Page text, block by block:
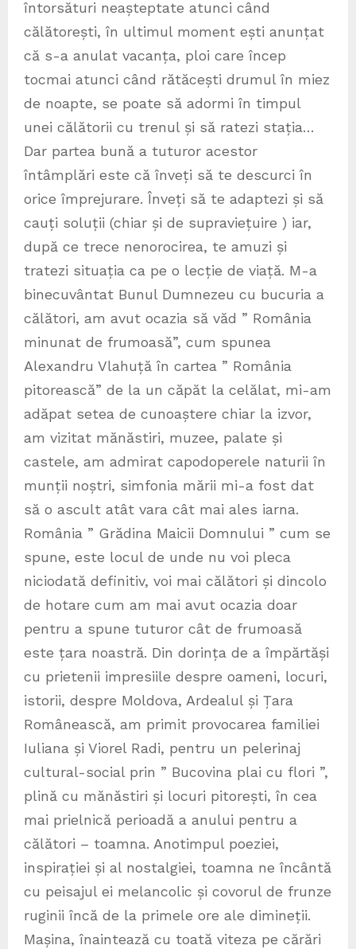
întorsături neașteptate atunci când
călătorești, în ultimul moment ești anunțat
că s-a anulat vacanța, ploi care încep
tocmai atunci când rătăcești drumul în miez
de noapte, se poate să adormi în timpul
unei călătorii cu trenul și să ratezi stația…
Dar partea bună a tuturor acestor
întâmplări este că înveți să te descurci în
orice împrejurare. Înveți să te adaptezi și să
cauți soluții (chiar și de supraviețuire ) iar,
după ce trece nenorocirea, te amuzi și
tratezi situația ca pe o lecție de viață. M-a
binecuvântat Bunul Dumnezeu cu bucuria a
călători, am avut ocazia să văd ” România
minunat de frumoasă”, cum spunea
Alexandru Vlahuță în cartea ” România
pitorească” de la un căpăt la celălat, mi-am
adăpat setea de cunoaștere chiar la izvor,
am vizitat mănăstiri, muzee, palate și
castele, am admirat capodoperele naturii în
munții noștri, simfonia mării mi-a fost dat
să o ascult atât vara cât mai ales iarna.
România ” Grădina Maicii Domnului ” cum se
spune, este locul de unde nu voi pleca
niciodată definitiv, voi mai călători și dincolo
de hotare cum am mai avut ocazia doar
pentru a spune tuturor cât de frumoasă
este țara noastră. Din dorința de a împărtăși
cu prietenii impresiile despre oameni, locuri,
istorii, despre Moldova, Ardealul și Țara
Românească, am primit provocarea familiei
Iuliana și Viorel Radi, pentru un pelerinaj
cultural-social prin ” Bucovina plai cu flori ”,
plină cu mănăstiri și locuri pitorești, în cea
mai prielnică perioadă a anului pentru a
călători – toamna. Anotimpul poeziei,
inspirației și al nostalgiei, toamna ne încântă
cu peisajul ei melancolic și covorul de frunze
ruginii încă de la primele ore ale dimineții.
Mașina, înaintează cu toată viteza pe cărări